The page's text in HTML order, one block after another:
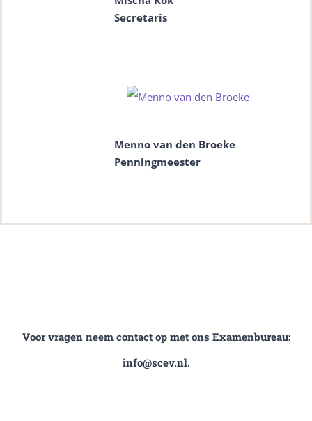
Secretaris
Menno van den Broeke
Penningmeester
Voor vragen neem contact op met ons Examenbureau:
info@scev.nl.